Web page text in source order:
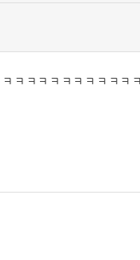
ㅋㅋㅋㅋㅋㅋㅋㅋㅋㅋ